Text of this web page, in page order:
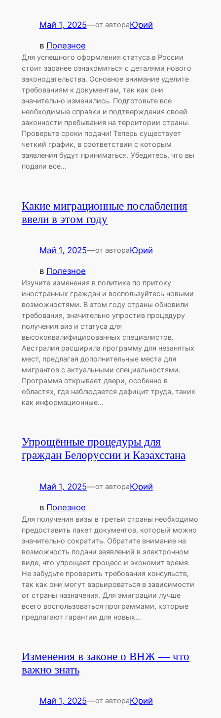
Май 1, 2025—от автораЮрий
в Полезное
Для успешного оформления статуса в России
стоит заранее ознакомиться с деталями нового
законодательства. Основное внимание уделите
требованиям к документам, так как они
значительно изменились. Подготовьте все
необходимые справки и подтверждения своей
законности пребывания на территории страны.
Проверьте сроки подачи! Теперь существует
четкий график, в соответствии с которым
заявления будут приниматься. Убедитесь, что вы
подали все…
Какие миграционные послабления
ввели в этом году
Май 1, 2025—от автораЮрий
в Полезное
Изучите изменения в политике по притоку
иностранных граждан и воспользуйтесь новыми
возможностями. В этом году страны обновили
требования, значительно упростив процедуру
получения виз и статуса для
высококвалифицированных специалистов.
Австралия расширила программу для незанятых
мест, предлагая дополнительные места для
мигрантов с актуальными специальностями.
Программа открывает двери, особенно в
областях, где наблюдается дефицит труда, таких
как информационные…
Упрощённые процедуры для
граждан Белоруссии и Казахстана
Май 1, 2025—от автораЮрий
в Полезное
Для получения визы в третьи страны необходимо
предоставить пакет документов, который можно
значительно сократить. Обратите внимание на
возможность подачи заявлений в электронном
виде, что упрощает процесс и экономит время.
Не забудьте проверить требования консульств,
так как они могут варьироваться в зависимости
от страны назначения. Для эмиграции лучше
всего воспользоваться программами, которые
предлагают гарантии для новых…
Изменения в законе о ВНЖ — что
важно знать
Май 1, 2025—от автораЮрий